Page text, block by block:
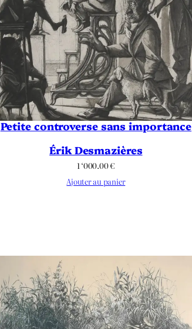
Petite controverse sans importance
Érik Desmazières
1 ‘000.00€
Ajouter au panier